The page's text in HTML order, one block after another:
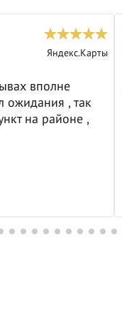
Яндекс.Карты
вполне
ожидания , так
на районе ,